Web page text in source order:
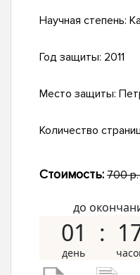
Научная степень:
Год защиты: 2011
Место защиты:
Количество
Стоимость: 700
до
01